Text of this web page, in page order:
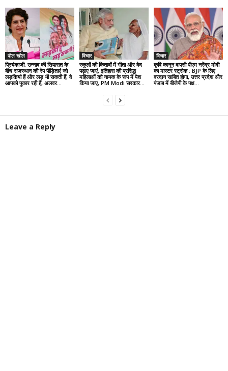
पोल खोल
प्रियंकाजी, उन्नाव की सियासत के
बीच राजस्थान की रेप पीड़िताएं जो
लड़कियां हैं और लड़ भी सकती हैं, वे
आपको पुकार रही हैं, अलवर...
विचार
स्कूलों की किताबों में गीता और वेद
पढ़ाए जाएं, इतिहास की प्रसिद्ध
महिलाओं को नायक के रूप में पेश
किया जाए, PM Modi सरकार...
विचार
कृषि कानून वापसी पीएम नरेंद्र मोदी
का मास्टर स्ट्रोक : BJP के लिए
वरदान साबित होगा, उत्तर प्रदेश और
पंजाब में बीजेपी के पक्ष...
Leave a Reply